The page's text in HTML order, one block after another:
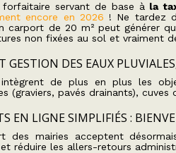
forfaitaire servant de base à la
encore en 2026 ! Ne tardez
carport de 20 m² peut générer
non fixées au sol et vraiment
GESTION DES EAUX
intègrent de plus en plus les
(graviers, pavés drainants),
EN LIGNE SIMPLIFIÉS :
des mairies acceptent
réduire les allers-retours